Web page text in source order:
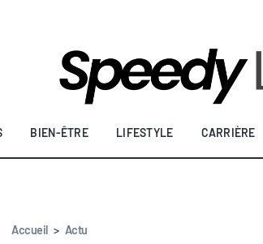
BIEN-ÊTRE LIFESTYLE CARRIÈRE
Accueil > Actu